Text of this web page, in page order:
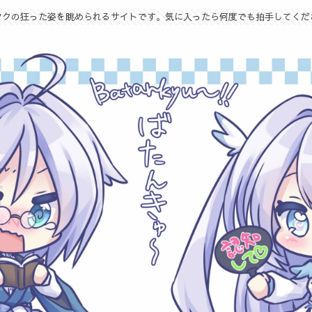
の狂った姿を眺められるサイトです。気に入ったら何度でも拍手してく